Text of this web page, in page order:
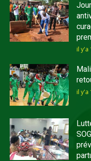
il y'a
il y'a